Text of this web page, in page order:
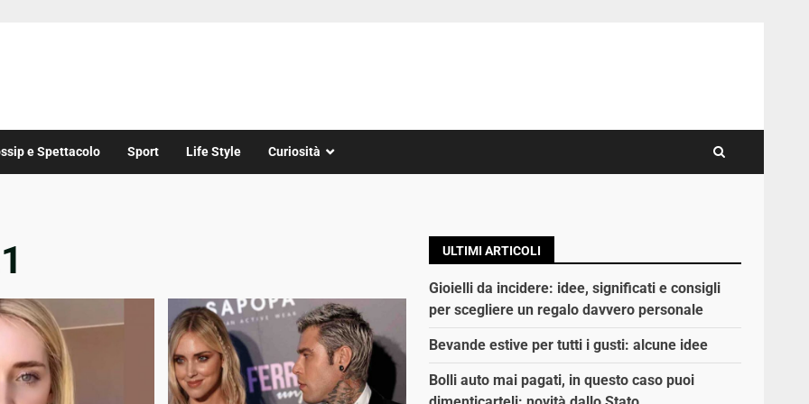
e Spettacolo Sport Life Style Curiosità
ULTIMI ARTICOLI
Gioielli da incidere: idee, significati e consigli
per scegliere un regalo davvero personale
Bevande estive per tutti i gusti: alcune idee
Bolli auto mai pagati, in questo caso puoi